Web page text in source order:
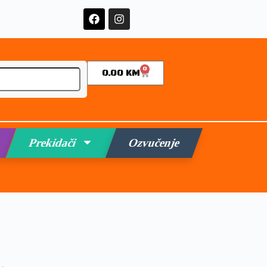
0.00 KM 0
Prekidači Ozvučenje